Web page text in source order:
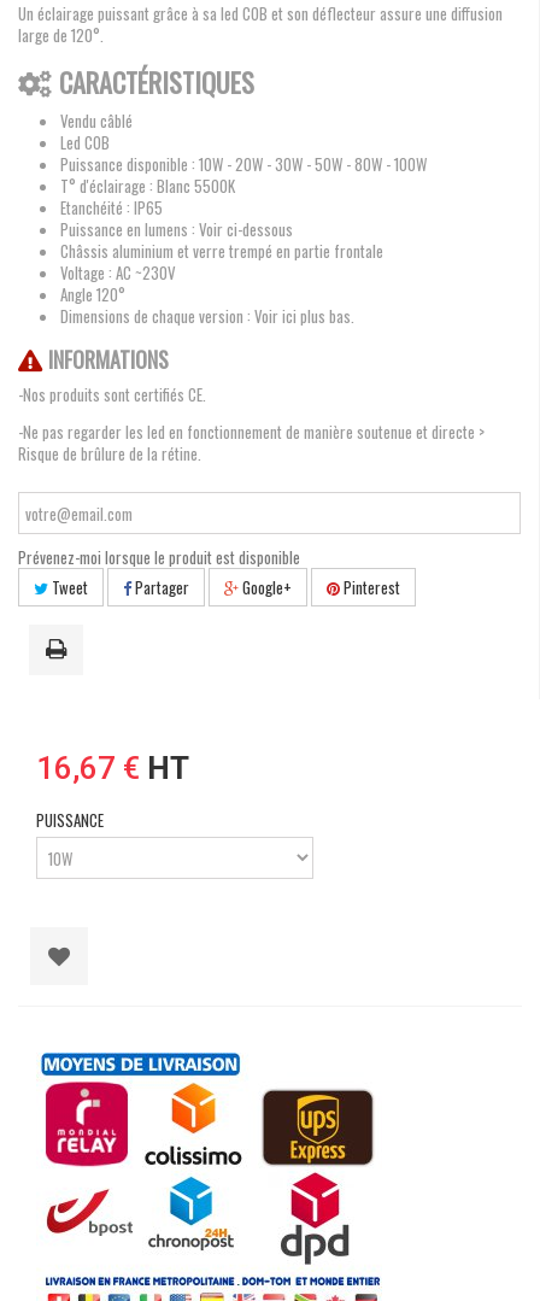
Un éclairage puissant grâce à sa led COB et son déflecteur assure une diffusion
large de 120°.
CARACTÉRISTIQUES
Vendu câblé
Led COB
Puissance disponible : 10W - 20W - 30W - 50W - 80W - 100W
T° d'éclairage : Blanc 5500K
Etanchéité : IP65
Puissance en lumens : Voir ci-dessous
Châssis aluminium et verre trempé en partie frontale
Voltage : AC ~230V
Angle 120°
Dimensions de chaque version : Voir ici plus bas.
INFORMATIONS
-Nos produits sont certifiés CE.
-Ne pas regarder les led en fonctionnement de manière soutenue et directe >
Risque de brûlure de la rétine.
Prévenez-moi lorsque le produit est disponible
Tweet
Partager Google+ Pinterest
16,67 € HT
PUISSANCE